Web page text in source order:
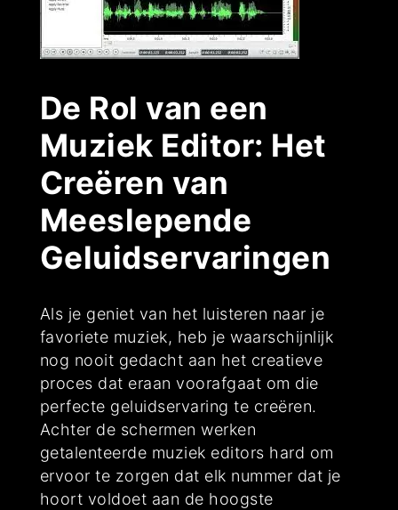
De Rol van een
Muziek Editor: Het
Creëren van
Meeslepende
Geluidservaringen
Als je geniet van het luisteren naar je
favoriete muziek, heb je waarschijnlijk
nog nooit gedacht aan het creatieve
proces dat eraan voorafgaat om die
perfecte geluidservaring te creëren.
Achter de schermen werken
getalenteerde muziek editors hard om
ervoor te zorgen dat elk nummer dat je
hoort voldoet aan de hoogste